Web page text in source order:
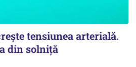
tensiunea arterială.
din solniță